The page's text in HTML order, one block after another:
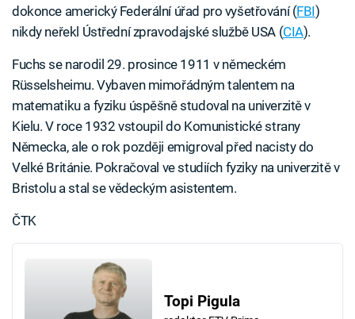
dokonce americký Federální úřad pro vyšetřování (FBI)
nikdy neřekl Ústřední zpravodajské službě USA (CIA).
Fuchs se narodil 29. prosince 1911 v německém
Rüsselsheimu. Vybaven mimořádným talentem na
matematiku a fyziku úspěšně studoval na univerzitě v
Kielu. V roce 1932 vstoupil do Komunistické strany
Německa, ale o rok později emigroval před nacisty do
Velké Británie. Pokračoval ve studiích fyziky na univerzitě v
Bristolu a stal se vědeckým asistentem.
ČTK
Topi Pigula